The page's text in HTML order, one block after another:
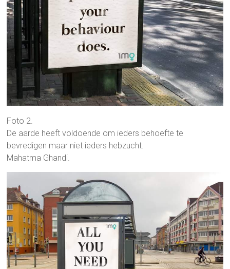
Foto 2.
De aarde heeft voldoende om ieders behoefte te
bevredigen maar niet ieders hebzucht.
Mahatma Ghandi.